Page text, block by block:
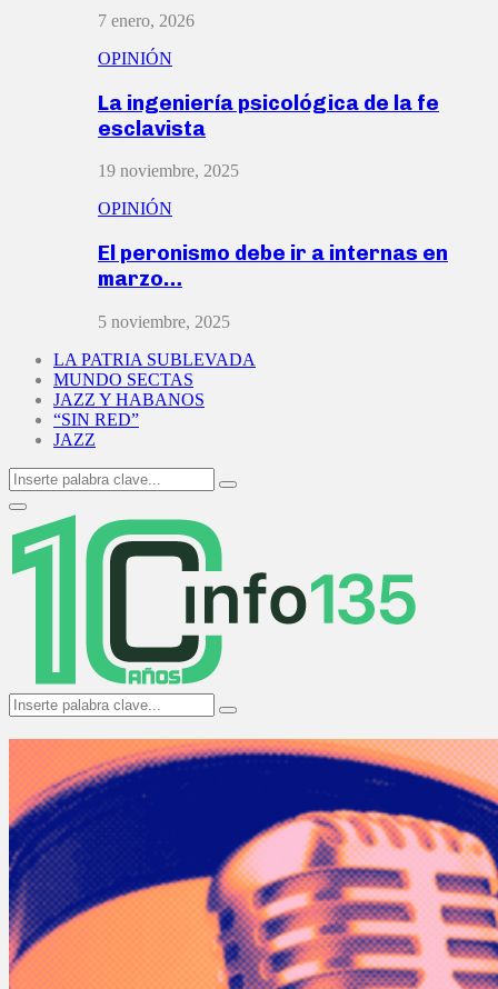
7 enero, 2026
OPINIÓN
La ingeniería psicológica de la fe
esclavista
19 noviembre, 2025
OPINIÓN
El peronismo debe ir a internas en
marzo…
5 noviembre, 2025
LA PATRIA SUBLEVADA
MUNDO SECTAS
JAZZ Y HABANOS
“SIN RED”
JAZZ
Search
for:
Search
Primary
Menu
Search
for:
Search